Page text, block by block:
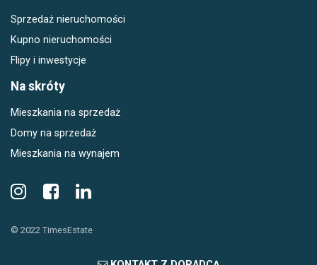
Sprzedaż nieruchomości
Kupno nieruchomości
Flipy i inwestycje
Na skróty
Mieszkania na sprzedaż
Domy na sprzedaż
Mieszkania na wynajem
© 2022 TimesEstate